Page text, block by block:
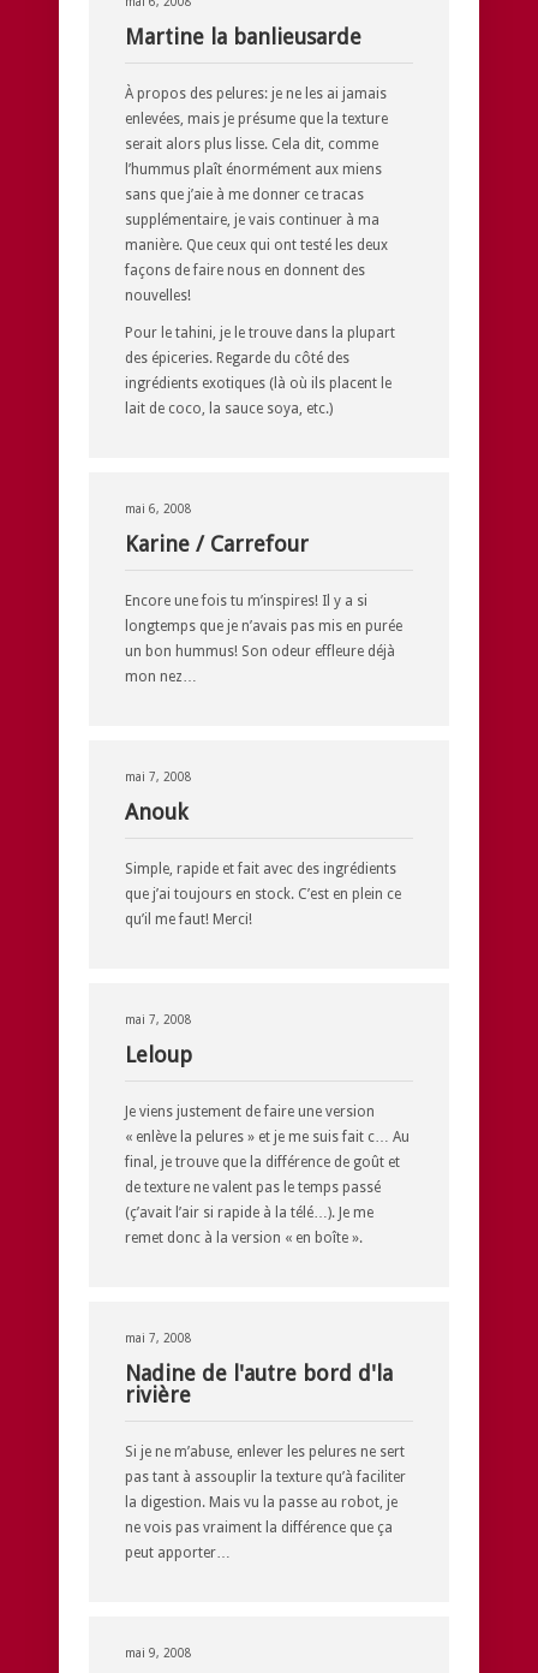
Martine la banlieusarde
À propos des pelures: je ne les ai jamais
enlevées, mais je présume que la texture
serait alors plus lisse. Cela dit, comme
l’hummus plaît énormément aux miens
sans que j’aie à me donner ce tracas
supplémentaire, je vais continuer à ma
manière. Que ceux qui ont testé les deux
façons de faire nous en donnent des
nouvelles!
Pour le tahini, je le trouve dans la plupart
des épiceries. Regarde du côté des
ingrédients exotiques (là où ils placent le
lait de coco, la sauce soya, etc.)
mai 6, 2008
Karine / Carrefour
Encore une fois tu m’inspires! Il y a si
longtemps que je n’avais pas mis en purée
un bon hummus! Son odeur effleure déjà
mon nez…
mai 7, 2008
Anouk
Simple, rapide et fait avec des ingrédients
que j’ai toujours en stock. C’est en plein ce
qu’il me faut! Merci!
mai 7, 2008
Leloup
Je viens justement de faire une version
« enlève la pelures » et je me suis fait c… Au
final, je trouve que la différence de goût et
de texture ne valent pas le temps passé
(ç’avait l’air si rapide à la télé…). Je me
remet donc à la version « en boîte ».
mai 7, 2008
Nadine de l'autre bord d'la
rivière
Si je ne m’abuse, enlever les pelures ne sert
pas tant à assouplir la texture qu’à faciliter
la digestion. Mais vu la passe au robot, je
ne vois pas vraiment la différence que ça
peut apporter…
mai 9, 2008